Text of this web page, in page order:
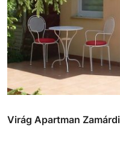
Virág Apartman Zamárdi